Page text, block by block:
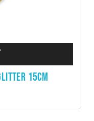
15CM